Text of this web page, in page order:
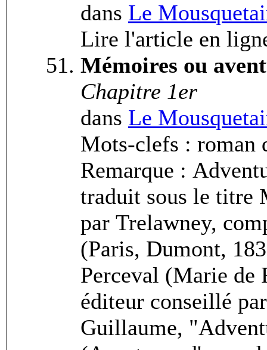
dans Le
Lire l'article en
Mémoires ou
Chapitre 1er
dans Le
Mots-clefs : roman
Remarque :
traduit sous le titre
par Trelawney,
(Paris, Dumont,
Perceval (Marie de
éditeur conseillé
Guillaume,